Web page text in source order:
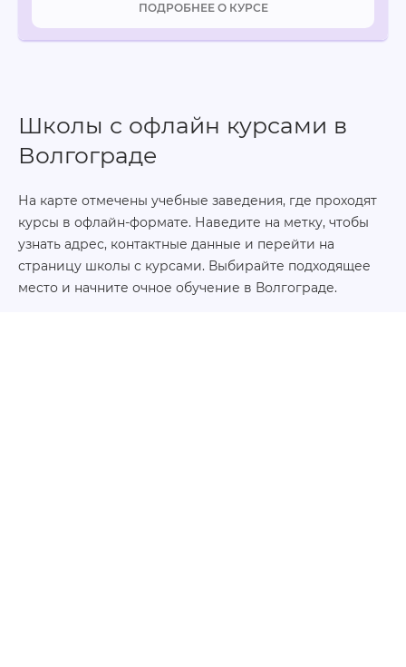
ПОДРОБНЕЕ О КУРСЕ
Школы с офлайн курсами в
Волгограде
На карте отмечены учебные заведения, где проходят
курсы в офлайн-формате. Наведите на метку, чтобы
узнать адрес, контактные данные и перейти на
страницу школы с курсами. Выбирайте подходящее
место и начните очное обучение в Волгограде.